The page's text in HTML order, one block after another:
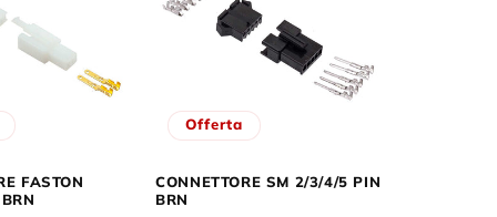
FASTON
Offerta
CONNETTORE SM 2/3/4/5 PIN
BRN